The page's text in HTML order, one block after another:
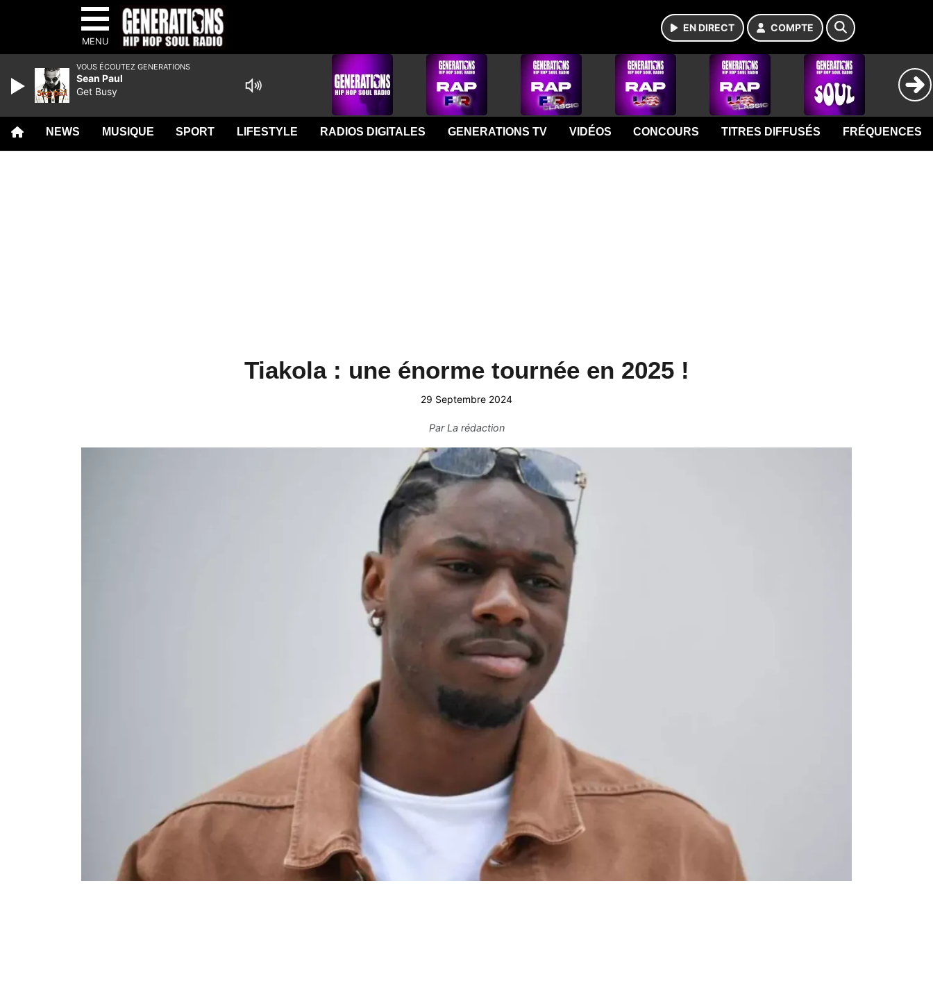
MENU
EN DIRECT COMPTE
NEWS MUSIQUE SPORT LIFESTYLE RADIOS DIGITALES GENERATIONS TV VIDÉOS CONCOURS TITRES DIFFUSÉS FRÉQUENCES
Tiakola : une énorme tournée en 2025 !
29 Septembre 2024
ParLa rédaction
VOUS ÉCOUTEZ GENERATIONS
Sean Paul
Get Busy